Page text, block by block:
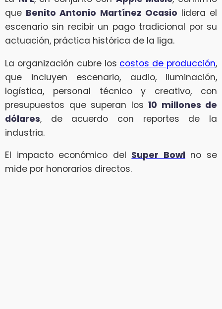
que Benito Antonio Martínez Ocasio lidera el
escenario sin recibir un pago tradicional por su
actuación, práctica histórica de la liga.
La organización cubre los costos de producción,
que incluyen escenario, audio, iluminación,
logística, personal técnico y creativo, con
presupuestos que superan los 10 millones de
dólares, de acuerdo con reportes de la
industria.
El impacto económico del Super Bowl no se
mide por honorarios directos.